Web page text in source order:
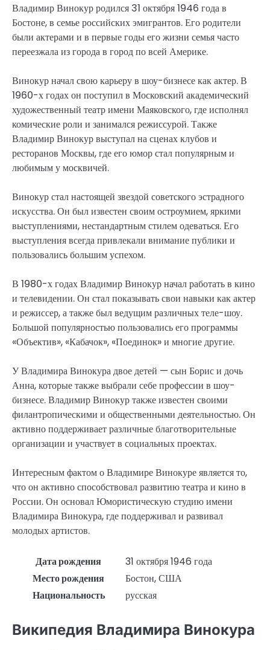
Владимир Винокур родился 31 октября 1946 года в
Бостоне, в семье российских эмигрантов. Его родители
были актерами и в первые годы его жизни семья часто
переезжала из города в город по всей Америке.
Винокур начал свою карьеру в шоу-бизнесе как актер. В
1960-х годах он поступил в Московский академический
художественный театр имени Маяковского, где исполнял
комические роли и занимался режиссурой. Также
Владимир Винокур выступал на сценах клубов и
ресторанов Москвы, где его юмор стал популярным и
любимым у москвичей.
Винокур стал настоящей звездой советского эстрадного
искусства. Он был известен своим остроумием, яркими
выступлениями, нестандартным стилем одеваться. Его
выступления всегда привлекали внимание публики и
пользовались большим успехом.
В 1980-х годах Владимир Винокур начал работать в кино
и телевидении. Он стал показывать свои навыки как актер
и режиссер, а также был ведущим различных теле-шоу.
Большой популярностью пользовались его программы
«Объектив», «Кабачок», «Поединок» и многие другие.
У Владимира Винокура двое детей — сын Борис и дочь
Анна, которые также выбрали себе профессии в шоу-
бизнесе. Владимир Винокур также известен своими
филантропическими и общественными деятельностью. Он
активно поддерживает различные благотворительные
организации и участвует в социальных проектах.
Интересным фактом о Владимире Винокуре является то,
что он активно способствовал развитию театра и кино в
России. Он основал Юмористическую студию имени
Владимира Винокура, где поддерживал и развивал
молодых артистов.
Дата рождения
31 октября 1946 года
Место рождения
Бостон, США
Национальность
русская
Википедия Владимира Винокура